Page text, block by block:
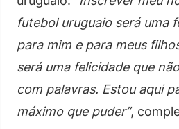
futebol uruguaio será uma
para mim e para meus
será uma felicidade que
com palavras. Estou aqui
máximo que puder”,